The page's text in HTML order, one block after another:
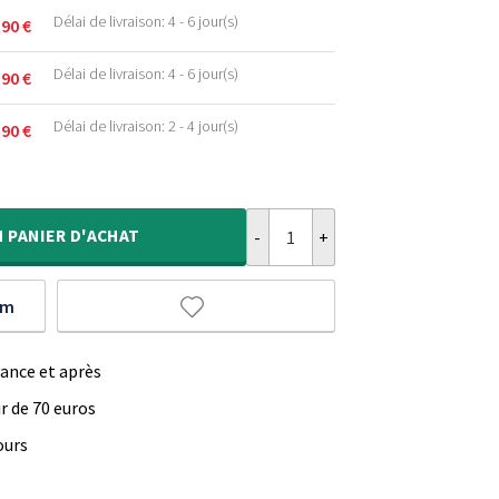
€ Délai de livraison: 4 - 6 jour(s)
€ Délai de livraison: 4 - 6 jour(s)
€ Délai de livraison: 2 - 4 jour(s)
PANIER D'ACHAT
et après
70 euros